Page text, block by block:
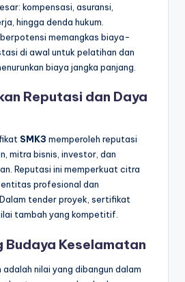
kompensasi, asuransi,
hingga denda hukum.
berpotensi memangkas biaya-
di awal untuk pelatihan dan
biaya jangka panjang.
Reputasi dan Daya
SMK3 memperoleh reputasi
mitra bisnis, investor, dan
Reputasi ini memperkuat citra
profesional dan
tender proyek, sertifikat
tambah yang kompetitif.
Budaya Keselamatan
nilai yang dibangun dalam